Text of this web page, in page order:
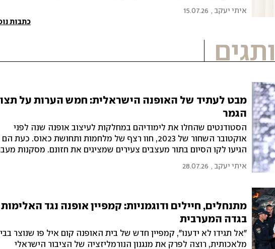
איתי יעקב ,
15.07.26
כתבות
מבט לעתיד של האופנה הישראלית: חמש הערות על
הגמר
הסטודנטים שהחלו את לימודיהם במחלקות לעיצוב אופנה שנה לפני
אוקטובר השחור של 2023, חוו רצף של מלחמות ותחושת כאוס. כעת הם
הגיעו לקו הסיום בתור מעצבים צעירים שמציגים את חזונם. מסקנות
איתי יעקב ,
28.07.26
מתנחלים, חיילים ודוגמניות: קמפיין אופנה נגד האלימות
בגדה המערבית
"אל תגידו לא ידענו", קמפיין חדש של בית האופנה קום איל פו שנוצר
מלאכותית, רוצה לפרק את מנגנון הנורמליזציה של הציבור הישראלי